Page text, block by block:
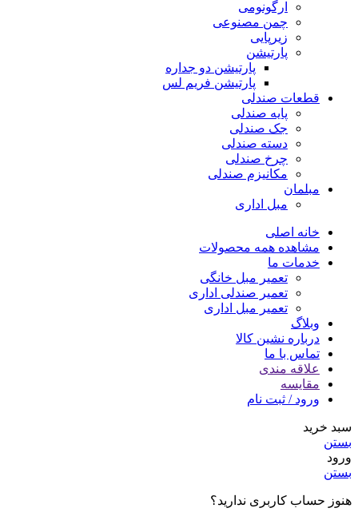
ارگونومی
چمن مصنوعی
زیرپایی
پارتیشن
پارتیشن دو جداره
پارتیشن فریم لس
قطعات صندلی
پایه صندلی
جک صندلی
دسته صندلی
چرخ صندلی
مکانیزم صندلی
مبلمان
مبل اداری
خانه اصلی
مشاهده همه محصولات
خدمات ما
تعمیر مبل خانگی
تعمیر صندلی اداری
تعمیر مبل اداری
وبلاگ
درباره نشین کالا
تماس با ما
علاقه مندی
مقایسه
ورود / ثبت نام
سبد خرید
بستن
ورود
بستن
هنوز حساب کاربری ندارید؟